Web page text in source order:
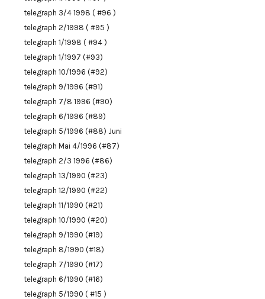
telegraph 3/4 1998 ( #96 )
telegraph 2/1998 ( #95 )
telegraph 1/1998 ( #94 )
telegraph 1/1997 (#93)
telegraph 10/1996 (#92)
telegraph 9/1996 (#91)
telegraph 7/8 1996 (#90)
telegraph 6/1996 (#89)
telegraph 5/1996 (#88) Juni
telegraph Mai 4/1996 (#87)
telegraph 2/3 1996 (#86)
telegraph 13/1990 (#23)
telegraph 12/1990 (#22)
telegraph 11/1990 (#21)
telegraph 10/1990 (#20)
telegraph 9/1990 (#19)
telegraph 8/1990 (#18)
telegraph 7/1990 (#17)
telegraph 6/1990 (#16)
telegraph 5/1990 ( #15 )